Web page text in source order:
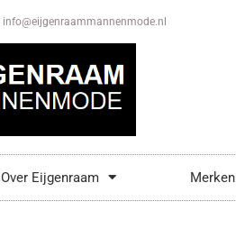
info@eijgenraammannenmode.nl
Over Eijgenraam Merken